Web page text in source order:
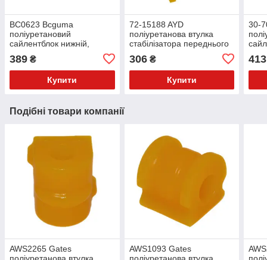
BC0623 Bcguma
поліуретановий
сайлентблок нижній,
PolyBush (аналог) v17
389 ₴
Купити
72-15188 AYD
поліуретанова втулка
стабілізатора переднього
306₴
Купити
30-
413
Подібні товари компанії
AWS2265 Gates
AWS1093 Gates